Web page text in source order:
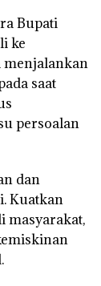
Bupati
ke
menjalankan
saat
persoalan
dan
Kuatkan
masyarakat,